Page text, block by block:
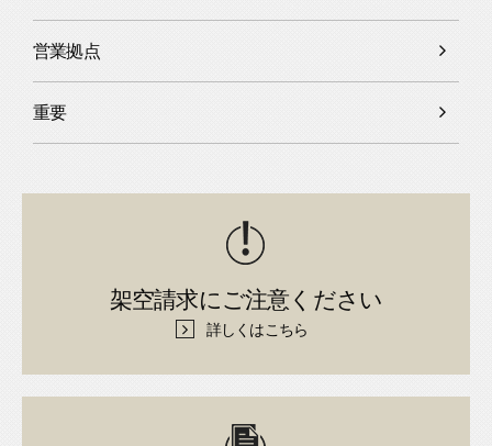
営業拠点
重要
架空請求にご注意ください
詳しくはこちら